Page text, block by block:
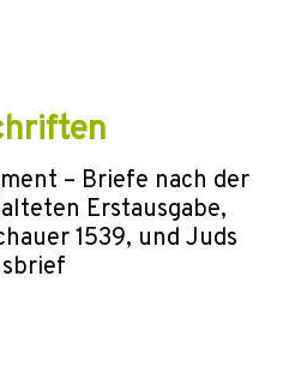
– Briefe nach der
Erstausgabe,
1539, und Juds